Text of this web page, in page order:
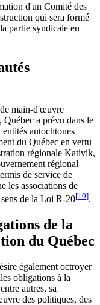
d'un Comité des
qui sera formé
partie syndicale en
main-d'œuvre
Québec a prévu dans le
autochtones
du Québec en vertu
régionale Kativik,
régional
de service de
les associations de
de la Loi R-20[10].
de la
du Québec
également octroyer
obligations à la
autres, sa
des politiques, des